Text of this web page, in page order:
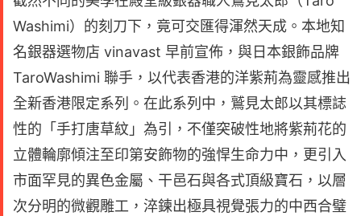
Washimi）的刻刀下，竟可交匯得渾然天成。本地知
名銀器選物店 vinavast 早前宣佈，與日本銀飾品牌
TaroWashimi 聯手，以代表香港的洋紫荊為靈感推出
全新香港限定系列。在此系列中，鷲見太郎以其標誌
性的「手打唐草紋」為引，不僅突破性地將紫荊花的
立體輪廓傾注至印第安飾物的強悍生命力中，更引入
市面罕見的異色金屬、干邑石與各式頂級寶石，以層
次分明的微觀雕工，淬鍊出極具視覺張力的中西合璧